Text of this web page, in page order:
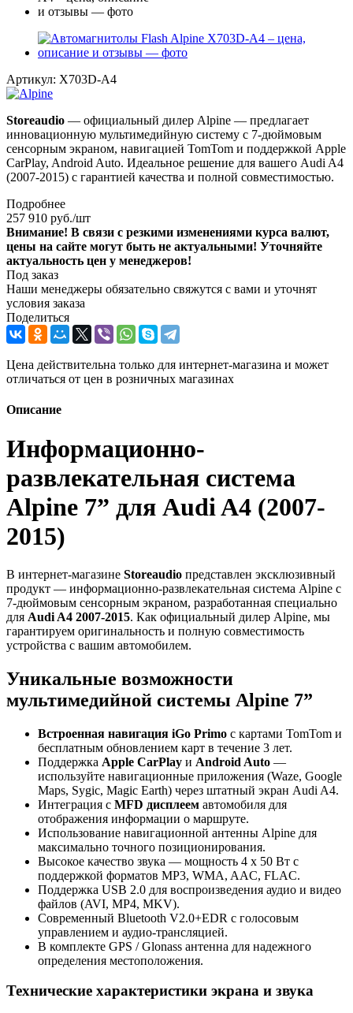
Артикул: X703D-A4
Storeaudio — официальный дилер Alpine — предлагает
инновационную мультимедийную систему с 7-дюймовым
сенсорным экраном, навигацией TomTom и поддержкой Apple
CarPlay, Android Auto. Идеальное решение для вашего Audi A4
(2007-2015) с гарантией качества и полной совместимостью.
Подробнее
257 910 руб./шт
Внимание! В связи с резкими изменениями курса валют,
цены на сайте могут быть не актуальными! Уточняйте
актуальность цен у менеджеров!
Под заказ
Наши менеджеры обязательно свяжутся с вами и уточнят
условия заказа
Поделиться
Цена действительна только для интернет-магазина и может
отличаться от цен в розничных магазинах
Описание
Информационно-
развлекательная система
Alpine 7” для Audi A4 (2007-
2015)
В интернет-магазине Storeaudio представлен эксклюзивный
продукт — информационно-развлекательная система Alpine с
7-дюймовым сенсорным экраном, разработанная специально
для Audi A4 2007-2015. Как официальный дилер Alpine, мы
гарантируем оригинальность и полную совместимость
устройства с вашим автомобилем.
Уникальные возможности
мультимедийной системы Alpine 7”
Встроенная навигация iGo Primo с картами TomTom и
бесплатным обновлением карт в течение 3 лет.
Поддержка Apple CarPlay и Android Auto —
используйте навигационные приложения (Waze, Google
Maps, Sygic, Magic Earth) через штатный экран Audi A4.
Интеграция с MFD дисплеем автомобиля для
отображения информации о маршруте.
Использование навигационной антенны Alpine для
максимально точного позиционирования.
Высокое качество звука — мощность 4 x 50 Вт с
поддержкой форматов MP3, WMA, AAC, FLAC.
Поддержка USB 2.0 для воспроизведения аудио и видео
файлов (AVI, MP4, MKV).
Современный Bluetooth V2.0+EDR с голосовым
управлением и аудио-трансляцией.
В комплекте GPS / Glonass антенна для надежного
определения местоположения.
Технические характеристики экрана и звука